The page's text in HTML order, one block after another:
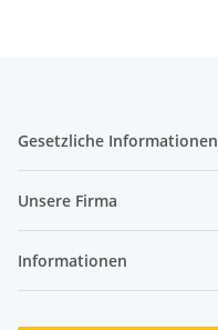
Gesetzliche Informationen
Unsere Firma
Informationen